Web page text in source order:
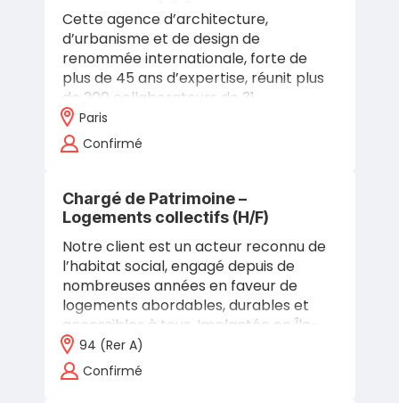
Cette agence d’architecture,
d’urbanisme et de design de
renommée internationale, forte de
plus de 45 ans d’expertise, réunit plus
de 200 collaborateurs de 31
nationalités différentes à travers ses
bureaux en France et…
Paris
Confirmé
Chargé de Patrimoine –
Logements collectifs (H/F)
Notre client est un acteur reconnu de
l’habitat social, engagé depuis de
nombreuses années en faveur de
logements abordables, durables et
accessibles à tous. Implantée en Île-
de-France, cette structure à taille
humaine…
94 (rer A)
Confirmé